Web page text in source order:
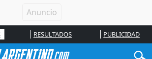
RESULTADOS PUBLICIDAD